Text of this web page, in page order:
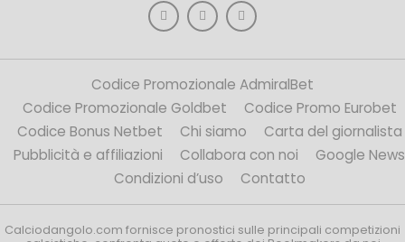
Codice Promozionale AdmiralBet
Codice Promozionale Goldbet
Codice Promo Eurobet
Codice Bonus Netbet
Chi siamo
Carta del giornalista
Pubblicità e affiliazioni
Collabora con noi
Google News
Condizioni d’uso
Contatto
Calciodangolo.com fornisce pronostici sulle principali competizioni